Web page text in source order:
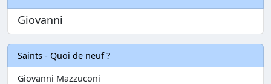
Giovanni
Saints - Quoi de neuf ?
Giovanni Mazzuconi